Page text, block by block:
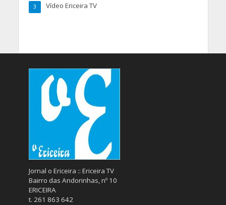
Vídeo Ericeira TV
3
Jornal o Ericeira :: Ericeira TV
Bairro das Andorinhas, nº 10
ERICEIRA
t. 261 863 642